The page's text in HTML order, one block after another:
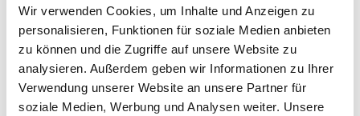
Wir verwenden Cookies, um Inhalte und Anzeigen zu
personalisieren, Funktionen für soziale Medien anbieten
zu können und die Zugriffe auf unsere Website zu
analysieren. Außerdem geben wir Informationen zu Ihrer
Verwendung unserer Website an unsere Partner für
soziale Medien, Werbung und Analysen weiter. Unsere
Fahrzeugdetails
Angebotsnummer
ABO74.652
Ausstattungslinie
ST Line
Verfügbar ab